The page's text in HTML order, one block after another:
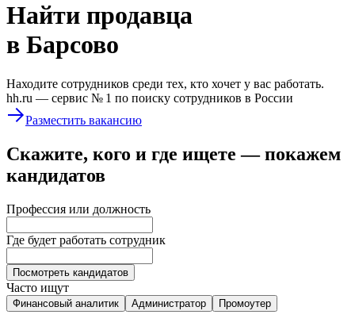
Найти продавца
в Барсово
Находите сотрудников среди тех, кто хочет у вас работать.
hh.ru — сервис № 1 по поиску сотрудников в России
Разместить вакансию
Скажите, кого и где ищете — покажем
кандидатов
Профессия или должность
Где будет работать сотрудник
Посмотреть кандидатов
Часто ищут
Финансовый аналитик Администратор Промоутер